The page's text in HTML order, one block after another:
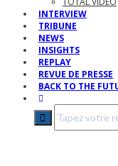
INTERVIEW
TRIBUNE
NEWS
INSIGHTS
REPLAY
REVUE DE PRESSE
BACK TO THE